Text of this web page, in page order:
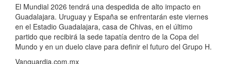
El Mundial 2026 tendrá una despedida de alto impacto en
Guadalajara. Uruguay y España se enfrentarán este viernes
en el Estadio Guadalajara, casa de Chivas, en el último
partido que recibirá la sede tapatía dentro de la Copa del
Mundo y en un duelo clave para definir el futuro del Grupo H.
Vanguardia.com.mx